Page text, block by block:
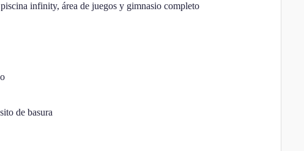
infinity, área de juegos y gimnasio completo
de basura